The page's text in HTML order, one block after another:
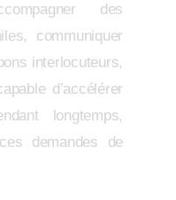
des
communiquer
interlocuteurs,
d’accélérer
longtemps,
demandes de